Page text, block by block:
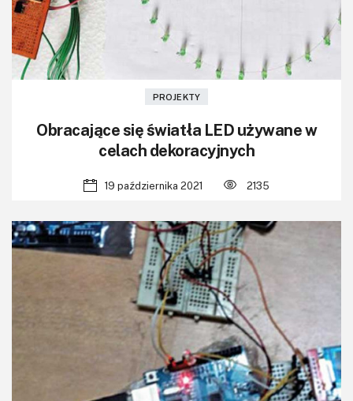
PROJEKTY
Obracające się światła LED używane w
celach dekoracyjnych
19 października 2021 2135